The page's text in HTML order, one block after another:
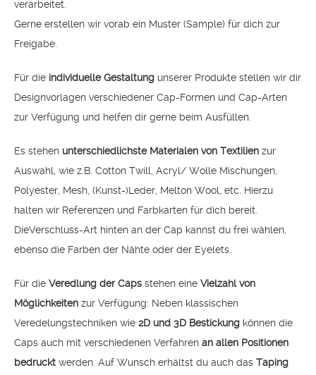
verarbeitet.
Gerne erstellen wir vorab ein Muster (Sample) für dich zur
Freigabe.
Für die individuelle Gestaltung unserer Produkte stellen wir dir
Designvorlagen verschiedener Cap-Formen und Cap-Arten
zur Verfügung und helfen dir gerne beim Ausfüllen.
Es stehen unterschiedlichste Materialen von Textilien zur
Auswahl, wie z.B. Cotton Twill, Acryl/ Wolle Mischungen,
Polyester, Mesh, (Kunst-)Leder, Melton Wool, etc. Hierzu
halten wir Referenzen und Farbkarten für dich bereit.
DieVerschluss-Art hinten an der Cap kannst du frei wählen,
ebenso die Farben der Nähte oder der Eyelets.
Für die Veredlung der Caps stehen eine Vielzahl von
Möglichkeiten zur Verfügung: Neben klassischen
Veredelungstechniken wie 2D und 3D Bestickung können die
Caps auch mit verschiedenen Verfahren an allen Positionen
bedruckt werden. Auf Wunsch erhältst du auch das Taping